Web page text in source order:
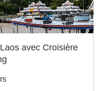
avec Croisière